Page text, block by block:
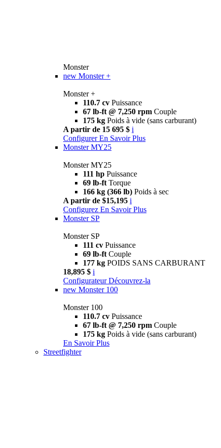
Monster
new Monster +
Monster +
110.7 cv Puissance
67 lb-ft @ 7,250 rpm Couple
175 kg Poids à vide (sans carburant)
A partir de 15 695 $ i
Configurer En Savoir Plus
Monster MY25
Monster MY25
111 hp Puissance
69 lb-ft Torque
166 kg (366 lb) Poids à sec
A partir de $15,195 i
Configurez En Savoir Plus
Monster SP
Monster SP
111 cv Puissance
69 lb-ft Couple
177 kg POIDS SANS CARBURANT
18,895 $ i
Configurateur Découvrez-la
new Monster 100
Monster 100
110.7 cv Puissance
67 lb-ft @ 7,250 rpm Couple
175 kg Poids à vide (sans carburant)
En Savoir Plus
Streetfighter